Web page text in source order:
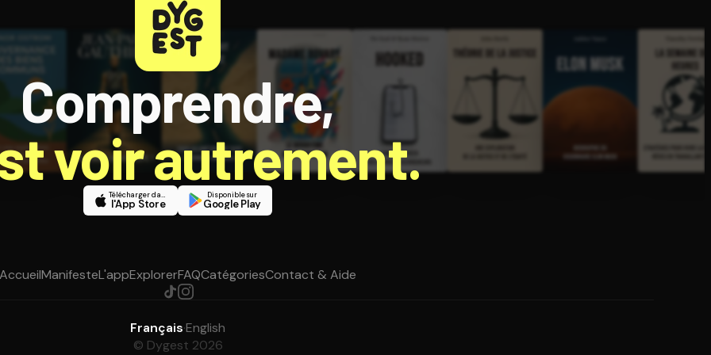
Comprendre,
voir autrement.
Télécharger dans
l'App Store
Disponible sur
Google Play
AccueilManifesteL'appExplorerFAQCatégoriesContact & Aide
Français·English
© Dygest 2026